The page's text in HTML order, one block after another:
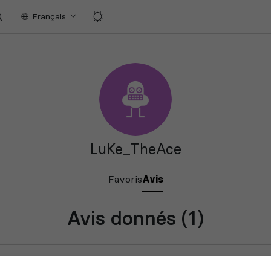
Français
Nights
LuKe_TheAce
FavorisAvis
Avis donnés (1)